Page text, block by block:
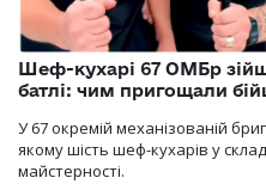
Шеф-кухарі 67 ОМБр
батлі: чим пригощали
У 67 окремій механізованій
якому шість шеф-кухарів у
майстерності.